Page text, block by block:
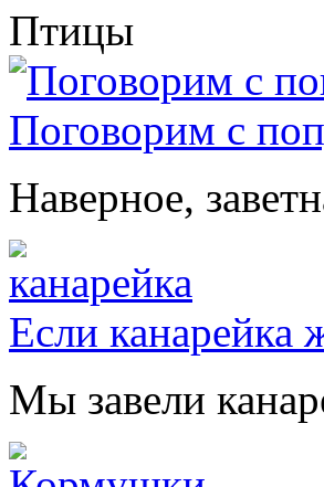
Птицы
Поговорим с
Наверное,
Если канарейка
Мы завели